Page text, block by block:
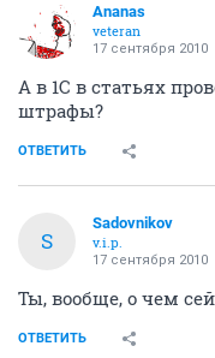
Ananas
veteran
17 сентября 2010
А в 1С в статьях
штрафы?
ОТВЕТИТЬ
S
Sadovnikov
v.i.p.
17 сентября 2010
Ты, вообще, о чем
ОТВЕТИТЬ